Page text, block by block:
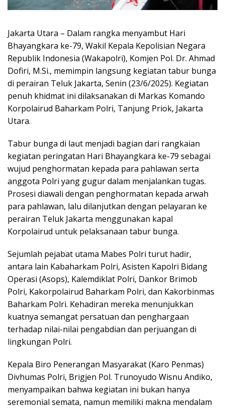
Jakarta Utara – Dalam rangka menyambut Hari
Bhayangkara ke-79, Wakil Kepala Kepolisian Negara
Republik Indonesia (Wakapolri), Komjen Pol. Dr. Ahmad
Dofiri, M.Si., memimpin langsung kegiatan tabur bunga
di perairan Teluk Jakarta, Senin (23/6/2025). Kegiatan
penuh khidmat ini dilaksanakan di Markas Komando
Korpolairud Baharkam Polri, Tanjung Priok, Jakarta
Utara.
Tabur bunga di laut menjadi bagian dari rangkaian
kegiatan peringatan Hari Bhayangkara ke-79 sebagai
wujud penghormatan kepada para pahlawan serta
anggota Polri yang gugur dalam menjalankan tugas.
Prosesi diawali dengan penghormatan kepada arwah
para pahlawan, lalu dilanjutkan dengan pelayaran ke
perairan Teluk Jakarta menggunakan kapal
Korpolairud untuk pelaksanaan tabur bunga.
Sejumlah pejabat utama Mabes Polri turut hadir,
antara lain Kabaharkam Polri, Asisten Kapolri Bidang
Operasi (Asops), Kalemdiklat Polri, Dankor Brimob
Polri, Kakorpolairud Baharkam Polri, dan Kakorbinmas
Baharkam Polri. Kehadiran mereka menunjukkan
kuatnya semangat persatuan dan penghargaan
terhadap nilai-nilai pengabdian dan perjuangan di
lingkungan Polri.
Kepala Biro Penerangan Masyarakat (Karo Penmas)
Divhumas Polri, Brigjen Pol. Trunoyudo Wisnu Andiko,
menyampaikan bahwa kegiatan ini bukan hanya
seremonial semata, namun memiliki makna mendalam